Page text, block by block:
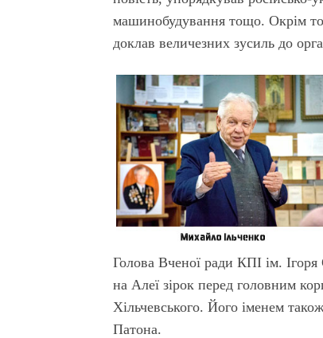
машинобудування тощо. Окрім
доклав величезних зусиль до
Голова Вченої ради КПІ ім.
на Алеї зірок перед головним
Хільчевського. Його іменем
Патона.